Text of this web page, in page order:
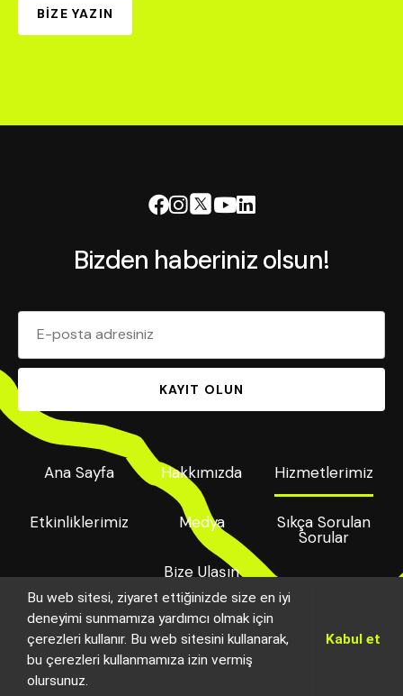
BİZE YAZIN
Bizden haberiniz olsun!
E-posta adresiniz
KAYIT OLUN
Ana Sayfa Hakkımızda Hizmetlerimiz
Etkinliklerimiz Medya Sıkça Sorulan
Sorular
Bize Ulaşın
Bu web sitesi, ziyaret ettiğinizde size en iyi
deneyimi sunmamıza yardımcı olmak için
çerezleri kullanır. Bu web sitesini kullanarak,
bu çerezleri kullanmamıza izin vermiş
olursunuz.
Kabul et